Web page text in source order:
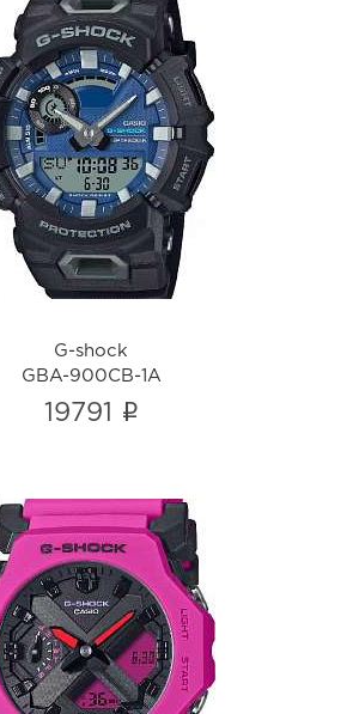
G-shock
GBA-900CB-1A
i
G-shock
GBA-900CB-1A
19791 i
G-shock
GA-2300-4A
i